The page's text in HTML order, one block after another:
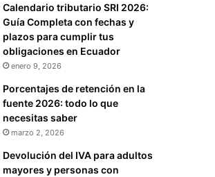
Calendario tributario SRI 2026:
Guía Completa con fechas y
plazos para cumplir tus
obligaciones en Ecuador
enero 9, 2026
Porcentajes de retención en la
fuente 2026: todo lo que
necesitas saber
marzo 2, 2026
Devolución del IVA para adultos
mayores y personas con